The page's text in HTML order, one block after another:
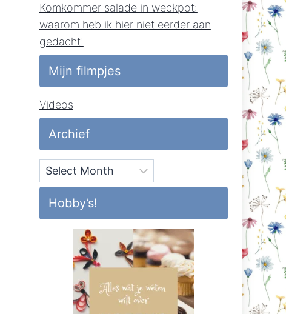
Komkommer salade in weckpot:
waarom heb ik hier niet eerder aan
gedacht!
Mijn filmpjes
Videos
Archief
Archief
Hobby’s!